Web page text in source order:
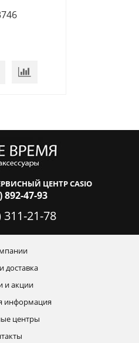
ЦЕНТР CASIO
892-47-93
311-21-78
доставка
и акции
информация
центры